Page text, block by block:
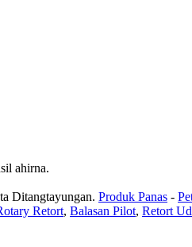
ahirna.
Ditangtayungan. Produk Panas -
Retort, Balasan Pilot, Retort